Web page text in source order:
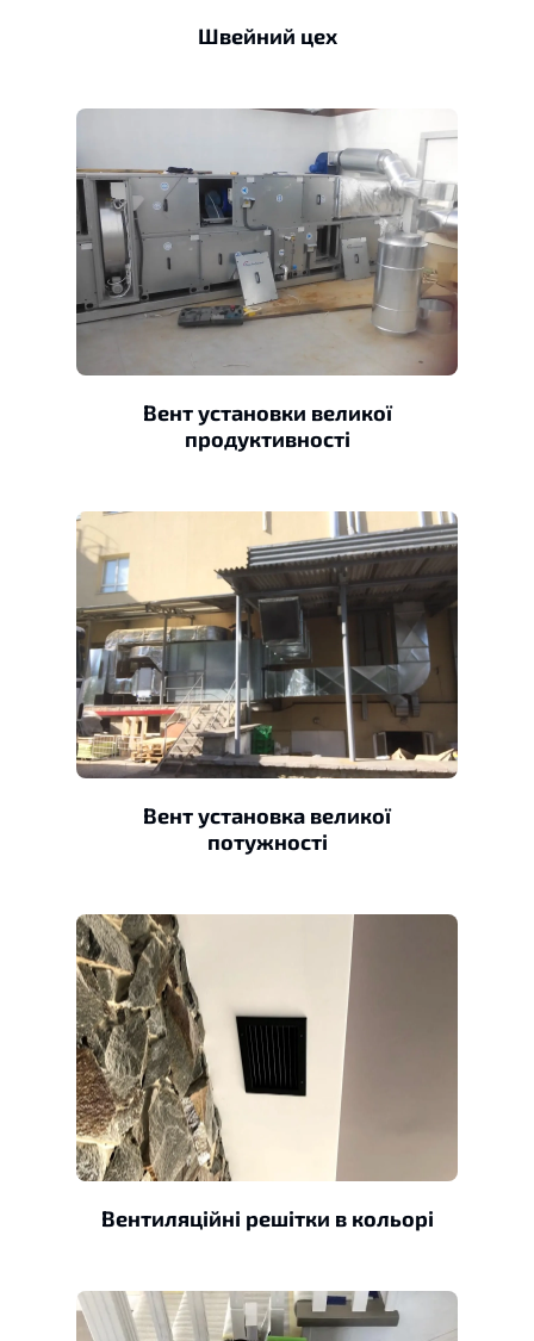
Швейний цех
Вент установки великої
продуктивності
Вент установка великої
потужності
Вентиляційні решітки в кольорі